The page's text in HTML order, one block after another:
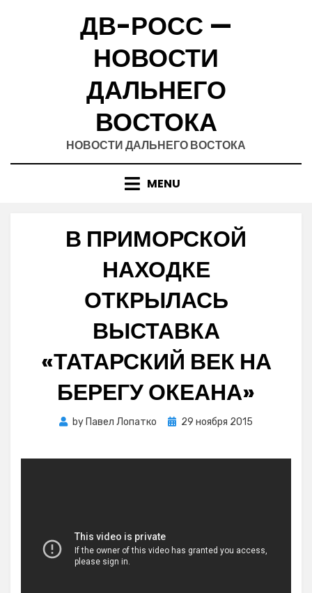
ДВ-РОСС —
НОВОСТИ
ДАЛЬНЕГО
ВОСТОКА
НОВОСТИ ДАЛЬНЕГО ВОСТОКА
MENU
В ПРИМОРСКОЙ
НАХОДКЕ
ОТКРЫЛАСЬ
ВЫСТАВКА
«ТАТАРСКИЙ ВЕК НА
БЕРЕГУ ОКЕАНА»
by Павел Лопатко
Posted
29 ноября 2015